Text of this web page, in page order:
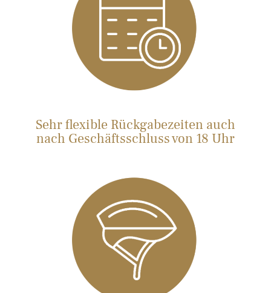
Sehr flexible Rückgabezeiten auch
nach Geschäftsschluss von 18 Uhr